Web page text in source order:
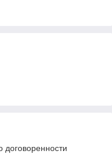
договоренности